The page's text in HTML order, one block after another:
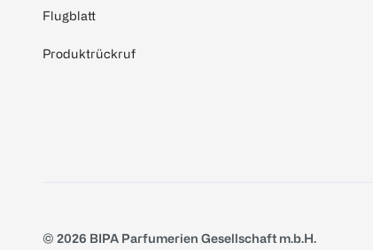
Flugblatt
Produktrückruf
© 2026 BIPA Parfumerien Gesellschaft m.b.H.